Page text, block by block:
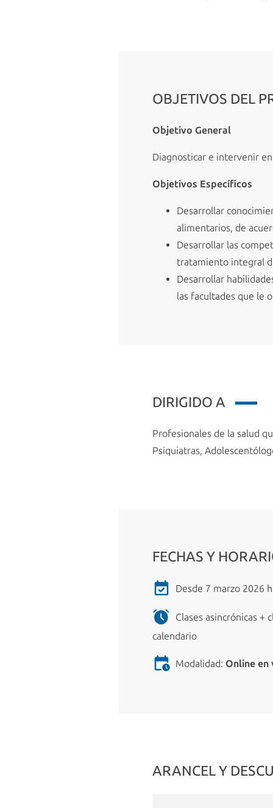
OBJETIVOS DEL
Objetivo General
Diagnosticar e intervenir
Objetivos Específicos
Desarrollar
alimentarios, de
Desarrollar las
tratamiento integral
Desarrollar
las facultades que le
DIRIGIDO A
Profesionales de la salud
Psiquiatras,
FECHAS Y
Desde 7 marzo 2026
Clases asincrónicas +
calendario
Modalidad: Online en
ARANCEL Y